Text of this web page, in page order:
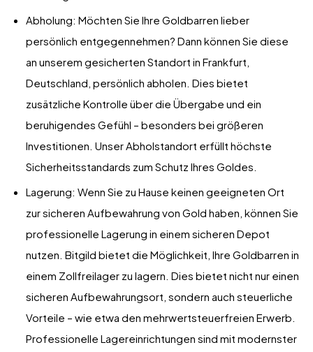
Abholung: Möchten Sie Ihre Goldbarren lieber
persönlich entgegennehmen? Dann können Sie diese
an unserem gesicherten Standort in Frankfurt,
Deutschland, persönlich abholen. Dies bietet
zusätzliche Kontrolle über die Übergabe und ein
beruhigendes Gefühl – besonders bei größeren
Investitionen. Unser Abholstandort erfüllt höchste
Sicherheitsstandards zum Schutz Ihres Goldes.
Lagerung: Wenn Sie zu Hause keinen geeigneten Ort
zur sicheren Aufbewahrung von Gold haben, können Sie
professionelle Lagerung in einem sicheren Depot
nutzen. Bitgild bietet die Möglichkeit, Ihre Goldbarren in
einem Zollfreilager zu lagern. Dies bietet nicht nur einen
sicheren Aufbewahrungsort, sondern auch steuerliche
Vorteile – wie etwa den mehrwertsteuerfreien Erwerb.
Professionelle Lagereinrichtungen sind mit modernster